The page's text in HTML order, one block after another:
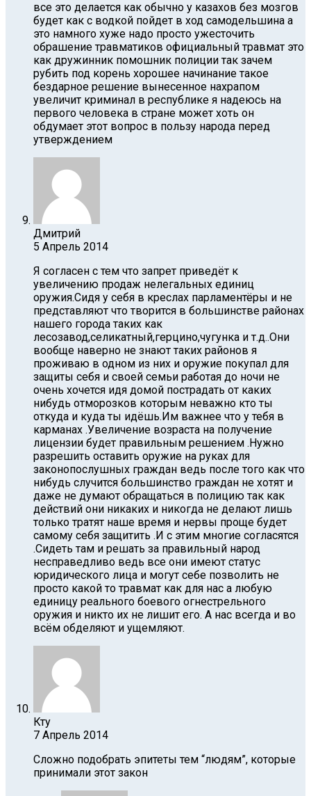
все это делается как обычно у казахов без мозгов
будет как с водкой пойдет в ход самодельшина а
это намного хуже надо просто ужесточить
обрашение травматиков официальный травмат это
как дружинник помошник полиции так зачем
рубить под корень хорошее начинание такое
бездарное решение вынесенное нахрапом
увеличит криминал в республике я надеюсь на
первого человека в стране может хоть он
обдумает этот вопрос в пользу народа перед
утверждением
Дмитрий
5 Апрель 2014
Я согласен с тем что запрет приведёт к
увеличению продаж нелегальных единиц
оружия.Сидя у себя в креслах парламентёры и не
представляют что творится в большинстве районах
нашего города таких как
лесозавод,селикатный,герцино,чугунка и т.д..Они
вообще наверно не знают таких районов я
проживаю в одном из них и оружие покупал для
защиты себя и своей семьи работая до ночи не
очень хочется идя домой пострадать от каких
нибудь отморозков которым неважно кто ты
откуда и куда ты идёшь.Им важнее что у тебя в
карманах .Увеличение возраста на получение
лицензии будет правильным решением .Нужно
разрешить оставить оружие на руках для
законопослушных граждан ведь после того как что
нибудь случится большинство граждан не хотят и
даже не думают обращаться в полицию так как
действий они никаких и никогда не делают лишь
только тратят наше время и нервы проще будет
самому себя защитить .И с этим многие согласятся
.Cидеть там и решать за правильный народ
несправедливо ведь все они имеют статус
юридического лица и могут себе позволить не
просто какой то травмат как для нас а любую
единицу реального боевого огнестрельного
оружия и никто их не лишит его. А нас всегда и во
всём обделяют и ущемляют.
Кту
7 Апрель 2014
Сложно подобрать эпитеты тем “людям”, которые
принимали этот закон